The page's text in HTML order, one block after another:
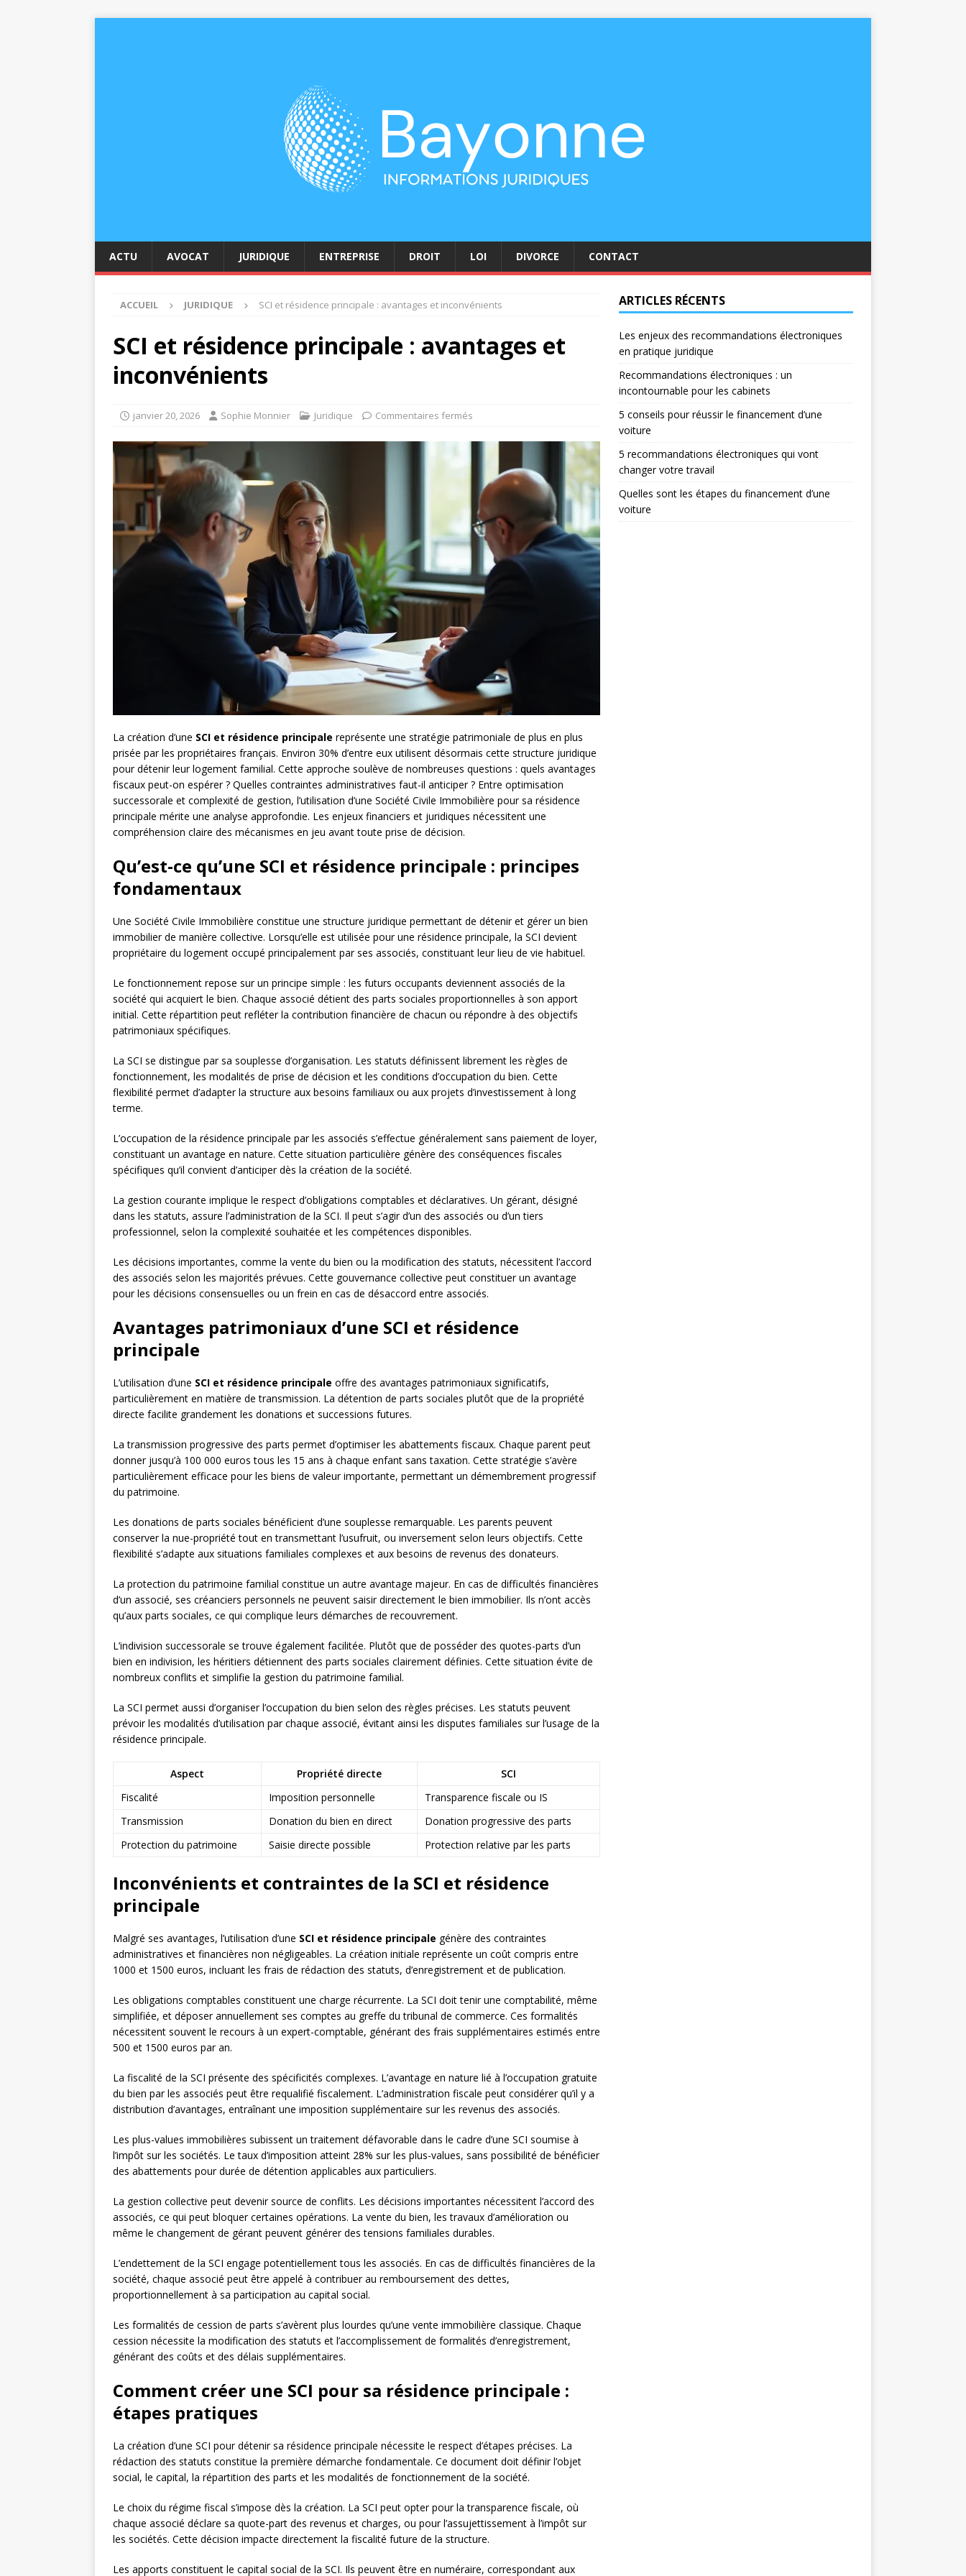
ACTU AVOCAT JURIDIQUE ENTREPRISE DROIT LOI DIVORCE CONTACT
ACCUEIL JURIDIQUE SCI et résidence principale : avantages et inconvénients
SCI et résidence principale : avantages et
inconvénients
janvier 20, 2026 Sophie Monnier Juridique Commentaires fermés
La création d’une SCI et résidence principale représente une stratégie patrimoniale de plus en plus
prisée par les propriétaires français. Environ 30% d’entre eux utilisent désormais cette structure juridique
pour détenir leur logement familial. Cette approche soulève de nombreuses questions : quels avantages
fiscaux peut-on espérer ? Quelles contraintes administratives faut-il anticiper ? Entre optimisation
successorale et complexité de gestion, l’utilisation d’une Société Civile Immobilière pour sa résidence
principale mérite une analyse approfondie. Les enjeux financiers et juridiques nécessitent une
compréhension claire des mécanismes en jeu avant toute prise de décision.
Qu’est-ce qu’une SCI et résidence principale : principes
fondamentaux
Une Société Civile Immobilière constitue une structure juridique permettant de détenir et gérer un bien
immobilier de manière collective. Lorsqu’elle est utilisée pour une résidence principale, la SCI devient
propriétaire du logement occupé principalement par ses associés, constituant leur lieu de vie habituel.
Le fonctionnement repose sur un principe simple : les futurs occupants deviennent associés de la
société qui acquiert le bien. Chaque associé détient des parts sociales proportionnelles à son apport
initial. Cette répartition peut refléter la contribution financière de chacun ou répondre à des objectifs
patrimoniaux spécifiques.
La SCI se distingue par sa souplesse d’organisation. Les statuts définissent librement les règles de
fonctionnement, les modalités de prise de décision et les conditions d’occupation du bien. Cette
flexibilité permet d’adapter la structure aux besoins familiaux ou aux projets d’investissement à long
terme.
L’occupation de la résidence principale par les associés s’effectue généralement sans paiement de loyer,
constituant un avantage en nature. Cette situation particulière génère des conséquences fiscales
spécifiques qu’il convient d’anticiper dès la création de la société.
La gestion courante implique le respect d’obligations comptables et déclaratives. Un gérant, désigné
dans les statuts, assure l’administration de la SCI. Il peut s’agir d’un des associés ou d’un tiers
professionnel, selon la complexité souhaitée et les compétences disponibles.
Les décisions importantes, comme la vente du bien ou la modification des statuts, nécessitent l’accord
des associés selon les majorités prévues. Cette gouvernance collective peut constituer un avantage
pour les décisions consensuelles ou un frein en cas de désaccord entre associés.
Avantages patrimoniaux d’une SCI et résidence
principale
L’utilisation d’une SCI et résidence principale offre des avantages patrimoniaux significatifs,
particulièrement en matière de transmission. La détention de parts sociales plutôt que de la propriété
directe facilite grandement les donations et successions futures.
La transmission progressive des parts permet d’optimiser les abattements fiscaux. Chaque parent peut
donner jusqu’à 100 000 euros tous les 15 ans à chaque enfant sans taxation. Cette stratégie s’avère
particulièrement efficace pour les biens de valeur importante, permettant un démembrement progressif
du patrimoine.
Les donations de parts sociales bénéficient d’une souplesse remarquable. Les parents peuvent
conserver la nue-propriété tout en transmettant l’usufruit, ou inversement selon leurs objectifs. Cette
flexibilité s’adapte aux situations familiales complexes et aux besoins de revenus des donateurs.
La protection du patrimoine familial constitue un autre avantage majeur. En cas de difficultés financières
d’un associé, ses créanciers personnels ne peuvent saisir directement le bien immobilier. Ils n’ont accès
qu’aux parts sociales, ce qui complique leurs démarches de recouvrement.
L’indivision successorale se trouve également facilitée. Plutôt que de posséder des quotes-parts d’un
bien en indivision, les héritiers détiennent des parts sociales clairement définies. Cette situation évite de
nombreux conflits et simplifie la gestion du patrimoine familial.
La SCI permet aussi d’organiser l’occupation du bien selon des règles précises. Les statuts peuvent
prévoir les modalités d’utilisation par chaque associé, évitant ainsi les disputes familiales sur l’usage de la
résidence principale.
Aspect Propriété directe
SCI
Fiscalité
Imposition personnelle
Transparence fiscale ou IS
Transmission
Donation du bien en direct
Donation progressive des parts
Protection du patrimoine
Saisie directe possible Protection relative par les parts
Inconvénients et contraintes de la SCI et résidence
principale
Malgré ses avantages, l’utilisation d’une SCI et résidence principale génère des contraintes
administratives et financières non négligeables. La création initiale représente un coût compris entre
1000 et 1500 euros, incluant les frais de rédaction des statuts, d’enregistrement et de publication.
Les obligations comptables constituent une charge récurrente. La SCI doit tenir une comptabilité, même
simplifiée, et déposer annuellement ses comptes au greffe du tribunal de commerce. Ces formalités
nécessitent souvent le recours à un expert-comptable, générant des frais supplémentaires estimés entre
500 et 1500 euros par an.
La fiscalité de la SCI présente des spécificités complexes. L’avantage en nature lié à l’occupation gratuite
du bien par les associés peut être requalifié fiscalement. L’administration fiscale peut considérer qu’il y a
distribution d’avantages, entraînant une imposition supplémentaire sur les revenus des associés.
Les plus-values immobilières subissent un traitement défavorable dans le cadre d’une SCI soumise à
l’impôt sur les sociétés. Le taux d’imposition atteint 28% sur les plus-values, sans possibilité de bénéficier
des abattements pour durée de détention applicables aux particuliers.
La gestion collective peut devenir source de conflits. Les décisions importantes nécessitent l’accord des
associés, ce qui peut bloquer certaines opérations. La vente du bien, les travaux d’amélioration ou
même le changement de gérant peuvent générer des tensions familiales durables.
L’endettement de la SCI engage potentiellement tous les associés. En cas de difficultés financières de la
société, chaque associé peut être appelé à contribuer au remboursement des dettes,
proportionnellement à sa participation au capital social.
Les formalités de cession de parts s’avèrent plus lourdes qu’une vente immobilière classique. Chaque
cession nécessite la modification des statuts et l’accomplissement de formalités d’enregistrement,
générant des coûts et des délais supplémentaires.
Comment créer une SCI pour sa résidence principale :
étapes pratiques
La création d’une SCI pour détenir sa résidence principale nécessite le respect d’étapes précises. La
rédaction des statuts constitue la première démarche fondamentale. Ce document doit définir l’objet
social, le capital, la répartition des parts et les modalités de fonctionnement de la société.
Le choix du régime fiscal s’impose dès la création. La SCI peut opter pour la transparence fiscale, où
chaque associé déclare sa quote-part des revenus et charges, ou pour l’assujettissement à l’impôt sur
les sociétés. Cette décision impacte directement la fiscalité future de la structure.
Les apports constituent le capital social de la SCI. Ils peuvent être en numéraire, correspondant aux
ARTICLES RÉCENTS
Les enjeux des recommandations électroniques
en pratique juridique
Recommandations électroniques : un
incontournable pour les cabinets
5 conseils pour réussir le financement d’une
voiture
5 recommandations électroniques qui vont
changer votre travail
Quelles sont les étapes du financement d’une
voiture